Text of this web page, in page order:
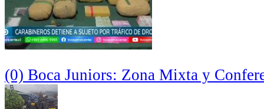
(0) Boca Juniors: Zona Mixta y